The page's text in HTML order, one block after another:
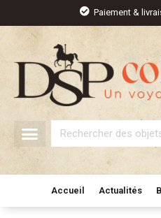
contenu
Paiement &
Rechercher
Accueil Actualités